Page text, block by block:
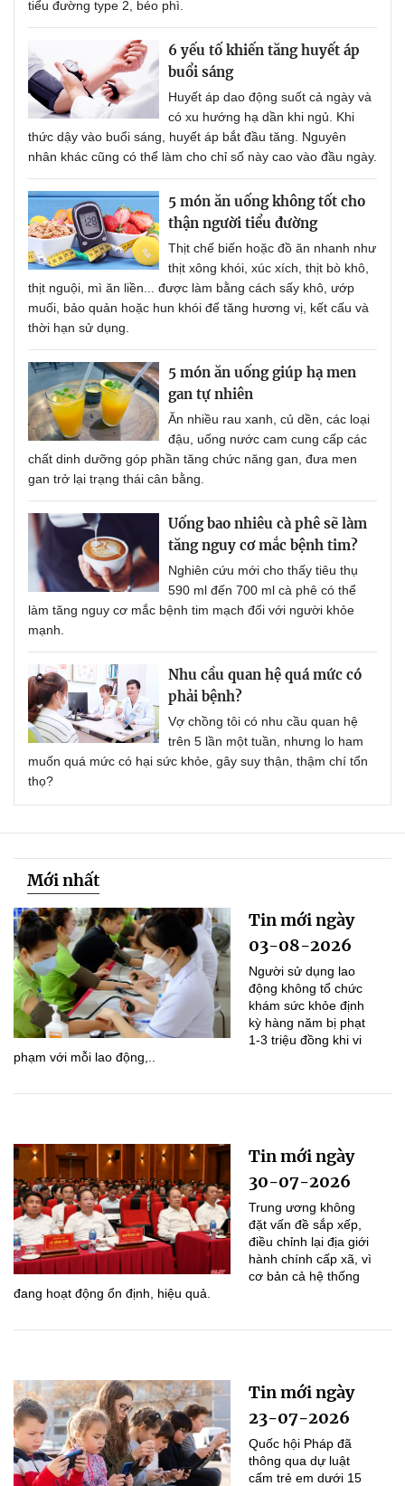
tiểu đường type 2, béo phì.
6 yếu tố khiến tăng huyết áp
buổi sáng
Huyết áp dao động suốt cả ngày và
có xu hướng hạ dần khi ngủ. Khi
thức dậy vào buổi sáng, huyết áp bắt đầu tăng. Nguyên
nhân khác cũng có thể làm cho chỉ số này cao vào đầu ngày.
5 món ăn uống không tốt cho
thận người tiểu đường
Thịt chế biến hoặc đồ ăn nhanh như
thịt xông khói, xúc xích, thịt bò khô,
thịt nguội, mì ăn liền... được làm bằng cách sấy khô, ướp
muối, bảo quản hoặc hun khói để tăng hương vị, kết cấu và
thời hạn sử dụng.
5 món ăn uống giúp hạ men
gan tự nhiên
Ăn nhiều rau xanh, củ dền, các loại
đậu, uống nước cam cung cấp các
chất dinh dưỡng góp phần tăng chức năng gan, đưa men
gan trở lại trạng thái cân bằng.
Uống bao nhiêu cà phê sẽ làm
tăng nguy cơ mắc bệnh tim?
Nghiên cứu mới cho thấy tiêu thụ
590 ml đến 700 ml cà phê có thể
làm tăng nguy cơ mắc bệnh tim mạch đối với người khỏe
mạnh.
Nhu cầu quan hệ quá mức có
phải bệnh?
Vợ chồng tôi có nhu cầu quan hệ
trên 5 lần một tuần, nhưng lo ham
muốn quá mức có hại sức khỏe, gây suy thận, thậm chí tổn
thọ?
Mới nhất
Tin mới ngày
03-08-2026
Người sử dụng lao
động không tổ chức
khám sức khỏe định
kỳ hàng năm bị phạt
1-3 triệu đồng khi vi
phạm với mỗi lao động,..
Tin mới ngày
30-07-2026
Trung ương không
đặt vấn đề sắp xếp,
điều chỉnh lại địa giới
hành chính cấp xã, vì
cơ bản cả hệ thống
đang hoạt động ổn định, hiệu quả.
Tin mới ngày
23-07-2026
Quốc hội Pháp đã
thông qua dự luật
cấm trẻ em dưới 15